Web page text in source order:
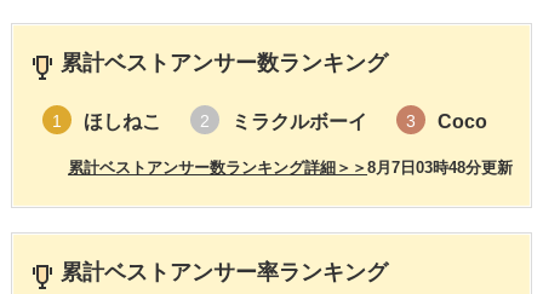
累計ベストアンサー数ランキング
1 ほしねこ 2 ミラクルボーイ 3 Coco
8月7日03時48分更新
累計ベストアンサー数ランキング詳細＞＞
累計ベストアンサー率ランキング